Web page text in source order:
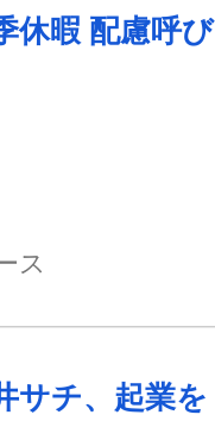
休暇 配慮呼び
ス
サチ、起業を